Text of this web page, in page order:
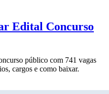
Edital Concurso
público com 741 vagas
cargos e como baixar.